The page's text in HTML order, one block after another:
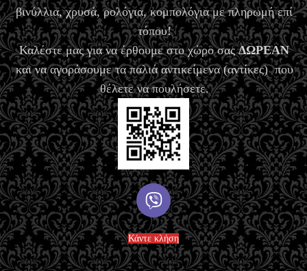
βινύλλια, χρυσά, ρολόγια, κομπολόγια με πληρωμή επί
τόπου!
Καλέστε μας για να έρθουμε στο χώρο σαςΔΩΡΕΑΝ
και να αγοράσουμε τα παλιά αντικείμενα (αντίκες) που
θέλετε να πουλήσετε.
Κάντε κλήση